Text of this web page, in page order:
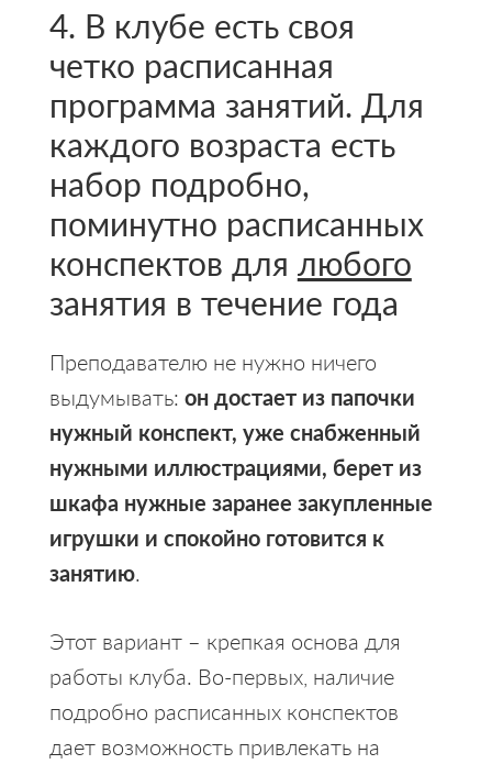
4. В клубе есть своя
четко расписанная
программа занятий. Для
каждого возраста есть
набор подробно,
поминутно расписанных
конспектов для любого
занятия в течение года
Преподавателю не нужно ничего
выдумывать: он достает из папочки
нужный конспект, уже снабженный
нужными иллюстрациями, берет из
шкафа нужные заранее закупленные
игрушки и спокойно готовится к
занятию.
Этот вариант – крепкая основа для
работы клуба. Во-первых, наличие
подробно расписанных конспектов
дает возможность привлекать на